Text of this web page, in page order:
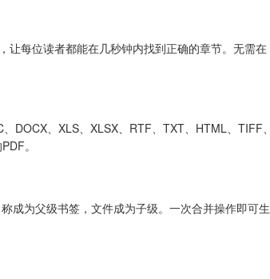
让每位读者都能在几秒钟内找到正确的章节。无需在
DOCX、XLS、XLSX、RTF、TXT、HTML、TIFF、
。
成为父级书签，文件成为子级。一次合并操作即可生